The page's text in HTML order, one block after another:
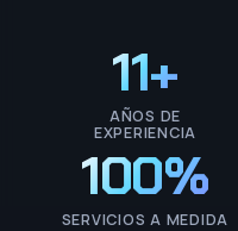
11+
AÑOS DE
EXPERIENCIA
100%
SERVICIOS A MEDIDA